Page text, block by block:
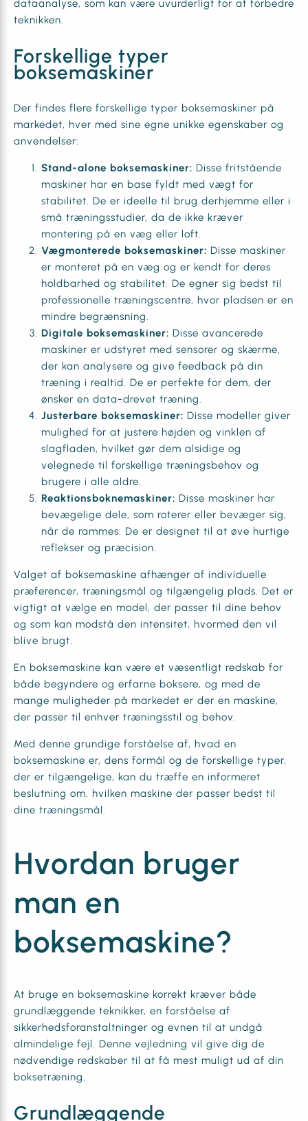
dataanalyse, som kan være uvurderligt for at forbedre
teknikken.
Forskellige typer
boksemaskiner
Der findes flere forskellige typer boksemaskiner på
markedet, hver med sine egne unikke egenskaber og
anvendelser:
Stand-alone boksemaskiner: Disse fritstående
maskiner har en base fyldt med vægt for
stabilitet. De er ideelle til brug derhjemme eller i
små træningsstudier, da de ikke kræver
montering på en væg eller loft.
Vægmonterede boksemaskiner: Disse maskiner
er monteret på en væg og er kendt for deres
holdbarhed og stabilitet. De egner sig bedst til
professionelle træningscentre, hvor pladsen er en
mindre begrænsning.
Digitale boksemaskiner: Disse avancerede
maskiner er udstyret med sensorer og skærme,
der kan analysere og give feedback på din
træning i realtid. De er perfekte for dem, der
ønsker en data-drevet træning.
Justerbare boksemaskiner: Disse modeller giver
mulighed for at justere højden og vinklen af
slagfladen, hvilket gør dem alsidige og
velegnede til forskellige træningsbehov og
brugere i alle aldre.
Reaktionsboknemaskiner: Disse maskiner har
bevægelige dele, som roterer eller bevæger sig,
når de rammes. De er designet til at øve hurtige
reflekser og præcision.
Valget af boksemaskine afhænger af individuelle
præferencer, træningsmål og tilgængelig plads. Det er
vigtigt at vælge en model, der passer til dine behov
og som kan modstå den intensitet, hvormed den vil
blive brugt.
En boksemaskine kan være et væsentligt redskab for
både begyndere og erfarne boksere, og med de
mange muligheder på markedet er der en maskine,
der passer til enhver træningsstil og behov.
Med denne grundige forståelse af, hvad en
boksemaskine er, dens formål og de forskellige typer,
der er tilgængelige, kan du træffe en informeret
beslutning om, hvilken maskine der passer bedst til
dine træningsmål.
Hvordan bruger
man en
boksemaskine?
At bruge en boksemaskine korrekt kræver både
grundlæggende teknikker, en forståelse af
sikkerhedsforanstaltninger og evnen til at undgå
almindelige fejl. Denne vejledning vil give dig de
nødvendige redskaber til at få mest muligt ud af din
boksetræning.
Grundlæggende